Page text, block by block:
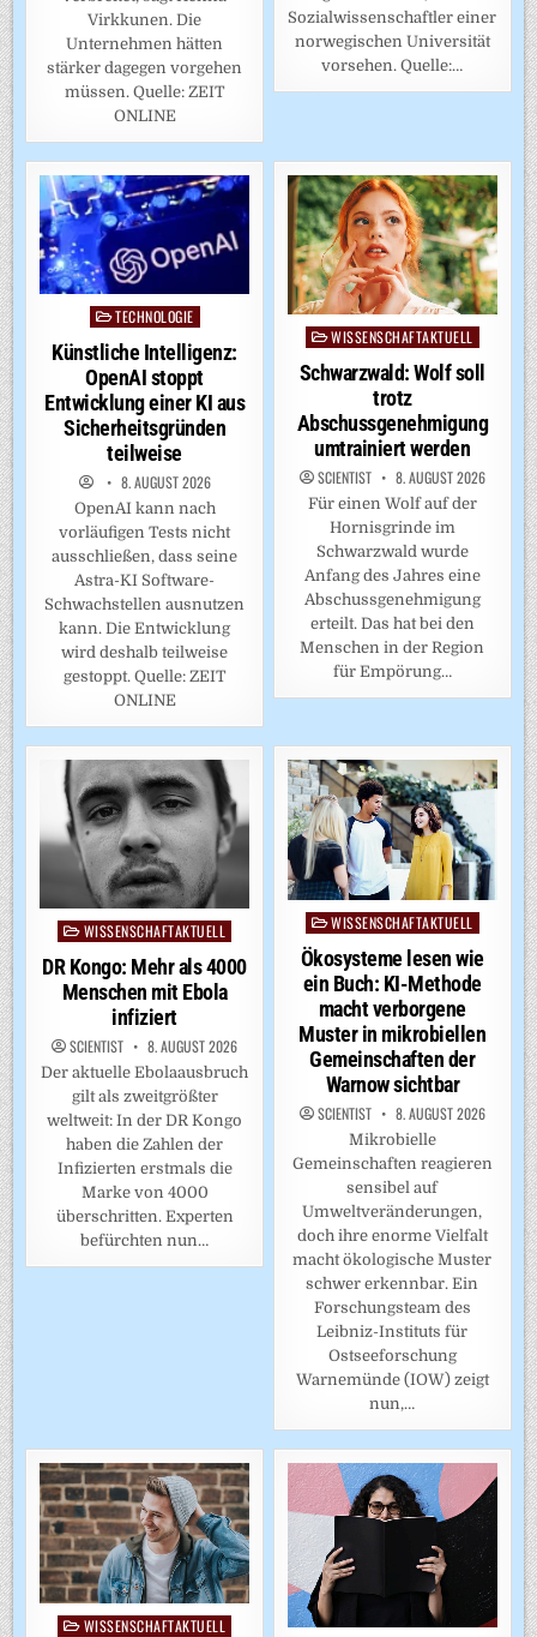
Virkkunen. Die
Unternehmen hätten
stärker dagegen vorgehen
müssen. Quelle: ZEIT
ONLINE
Sozialwissenschaftler einer
norwegischen Universität
vorsehen. Quelle:…
Posted
in
TECHNOLOGIE
Künstliche Intelligenz:
OpenAI stoppt
Entwicklung einer KI aus
Sicherheitsgründen
teilweise
8. AUGUST 2026
OpenAI kann nach
vorläufigen Tests nicht
ausschließen, dass seine
Astra-KI Software-
Schwachstellen ausnutzen
kann. Die Entwicklung
wird deshalb teilweise
gestoppt. Quelle: ZEIT
ONLINE
Posted
in
WISSENSCHAFTAKTUELL
Schwarzwald: Wolf soll
trotz
Abschussgenehmigung
umtrainiert werden
SCIENTIST 8. AUGUST 2026
Für einen Wolf auf der
Hornisgrinde im
Schwarzwald wurde
Anfang des Jahres eine
Abschussgenehmigung
erteilt. Das hat bei den
Menschen in der Region
für Empörung…
PostedWISSENSCHAFTAKTUELL
DR Kongo: Mehr als 4000
Menschen mit Ebola
infiziert
SCIENTIST 8. AUGUST 2026
Der aktuelle Ebolaausbruch
gilt als zweitgrößter
weltweit: In der DR Kongo
haben die Zahlen der
Infizierten erstmals die
Marke von 4000
überschritten. Experten
befürchten nun…
Posted
in
WISSENSCHAFTAKTUELL
Ökosysteme lesen wie
ein Buch: KI-Methode
macht verborgene
Muster in mikrobiellen
Gemeinschaften der
Warnow sichtbar
SCIENTIST 8. AUGUST 2026
Mikrobielle
Gemeinschaften reagieren
sensibel auf
Umweltveränderungen,
doch ihre enorme Vielfalt
macht ökologische Muster
schwer erkennbar. Ein
Forschungsteam des
Leibniz-Instituts für
Ostseeforschung
Warnemünde (IOW) zeigt
nun,…
PostedWISSENSCHAFTAKTUELL